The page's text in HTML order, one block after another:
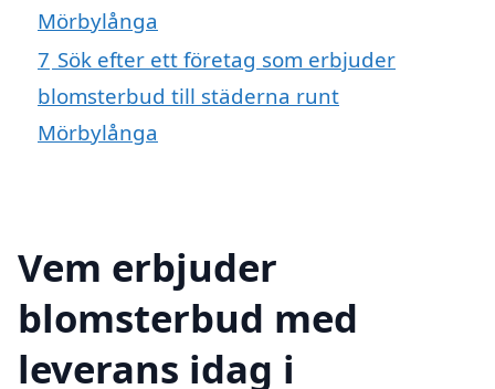
Mörbylånga
7 Sök efter ett företag som erbjuder
blomsterbud till städerna runt
Mörbylånga
Vem erbjuder
blomsterbud med
leverans idag i